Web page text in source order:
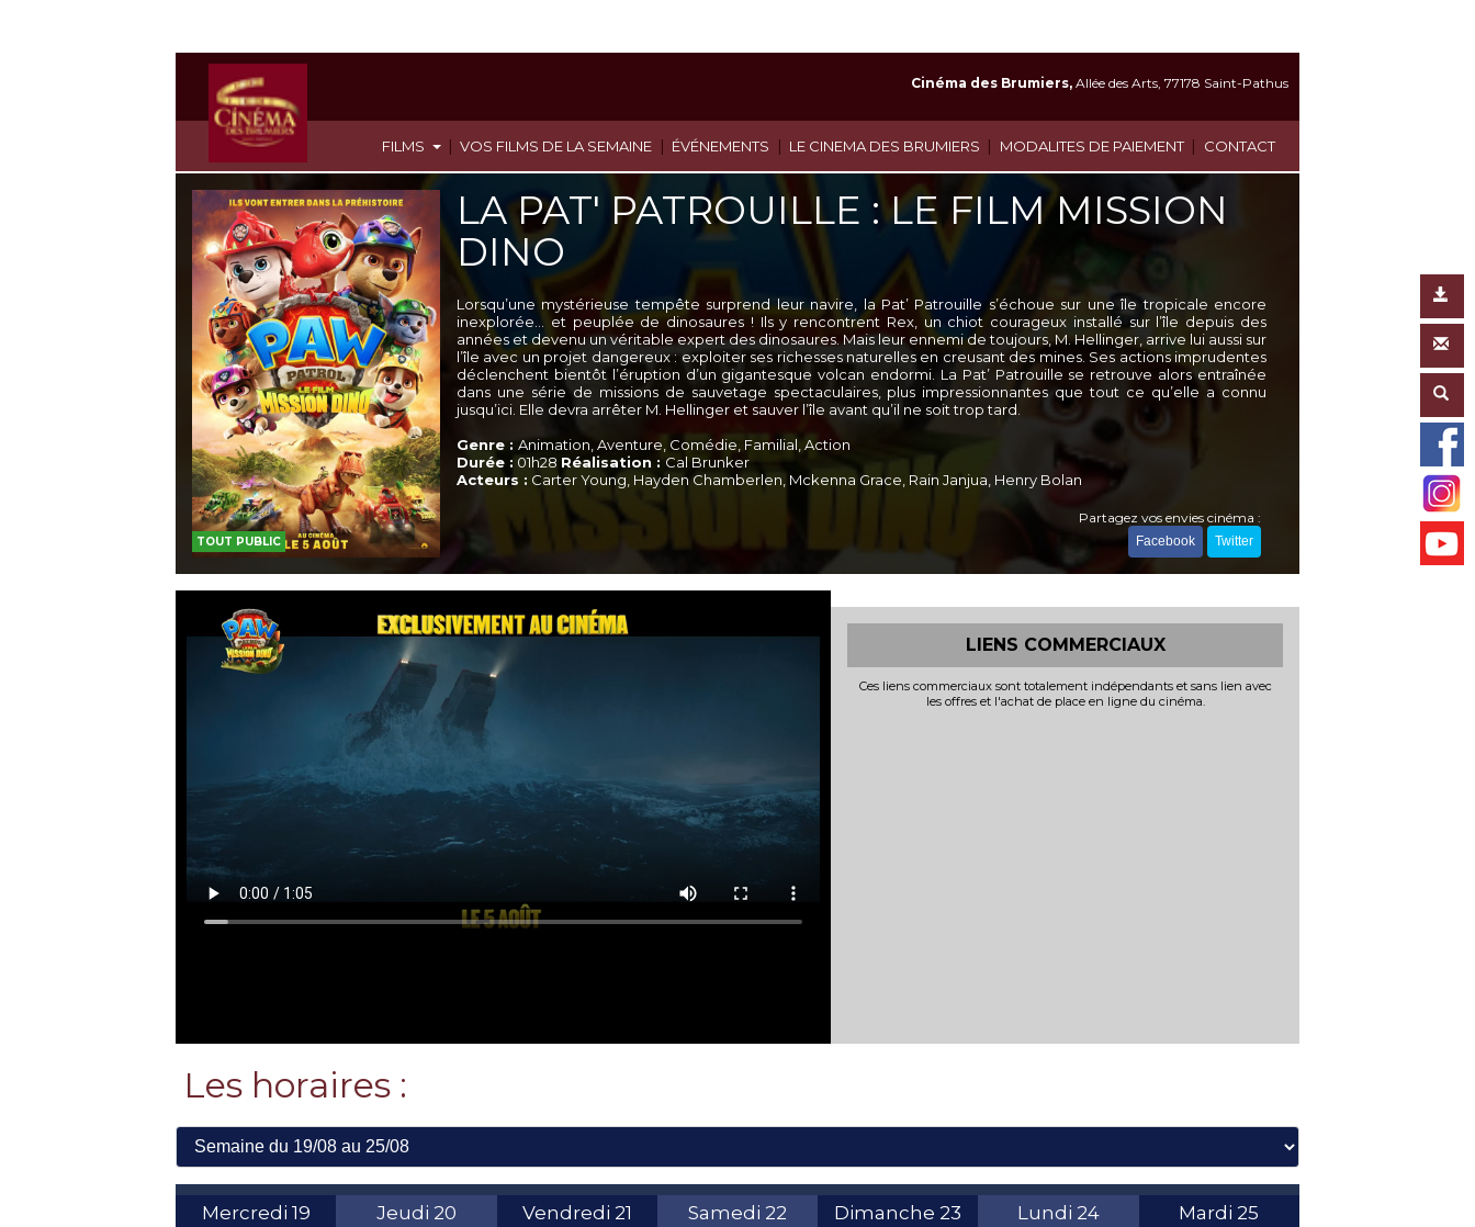
FILMS | VOS FILMS DE LA SEMAINE | ÉVÉNEMENTS | LE CINEMA DES BRUMIERS | MODALITES DE PAIEMENT | CONTACT
Cinéma des Brumiers, Allée des Arts, 77178 Saint-Pathus
TOUT PUBLIC
LA PAT' PATROUILLE : LE FILM MISSION
DINO
Lorsqu’une mystérieuse tempête surprend leur navire, la Pat’ Patrouille s’échoue sur une île tropicale encore
inexplorée… et peuplée de dinosaures ! Ils y rencontrent Rex, un chiot courageux installé sur l’île depuis des
années et devenu un véritable expert des dinosaures. Mais leur ennemi de toujours, M. Hellinger, arrive lui aussi sur
l’île avec un projet dangereux : exploiter ses richesses naturelles en creusant des mines. Ses actions imprudentes
déclenchent bientôt l’éruption d’un gigantesque volcan endormi. La Pat’ Patrouille se retrouve alors entraînée
dans une série de missions de sauvetage spectaculaires, plus impressionnantes que tout ce qu’elle a connu
jusqu’ici. Elle devra arrêter M. Hellinger et sauver l’île avant qu’il ne soit trop tard.
Genre : Animation, Aventure, Comédie, Familial, Action
Durée : 01h28 Réalisation : Cal Brunker
Acteurs : Carter Young, Hayden Chamberlen, Mckenna Grace, Rain Janjua, Henry Bolan
Partagez vos envies cinéma :
Facebook Twitter
LIENS COMMERCIAUX
Ces liens commerciaux sont totalement indépendants et sans lien avec
les offres et l'achat de place en ligne du cinéma.
Les horaires :
Mercredi 19 Jeudi 20 Vendredi 21 Samedi 22 Dimanche 23 Lundi 24 Mardi 25